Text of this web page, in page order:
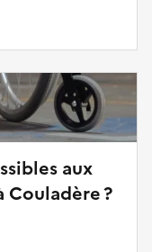
aux
Couladère ?